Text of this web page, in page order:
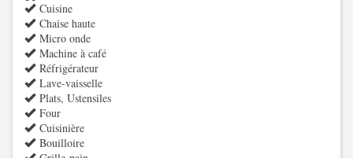
Cuisine
Chaise haute
Micro onde
Machine à café
Réfrigérateur
Lave-vaisselle
Plats, Ustensiles
Four
Cuisinière
Bouilloire